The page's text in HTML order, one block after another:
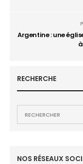
Argentine : une
RECHERCHE
NOS RÉSEAUX